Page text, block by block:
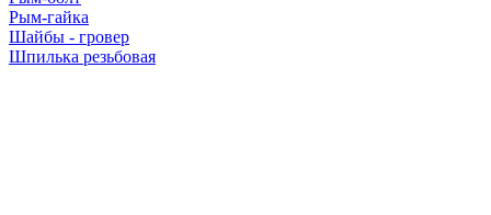
Рым-гайка
Шайбы - гровер
Шпилька резьбовая